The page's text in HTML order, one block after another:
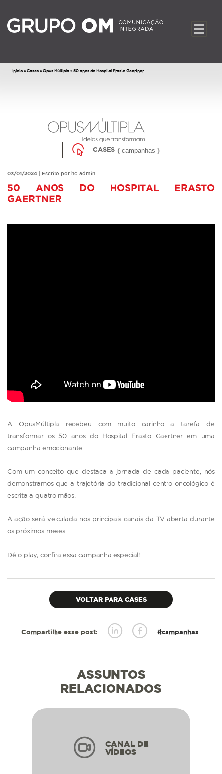
Início »Cases »Opus Múltipla »50 anos do Hospital Erasto Gaertner
CASES campanhas
03/01/2024 Escrito por hc-admin
50 ANOS DO HOSPITAL ERASTO
GAERTNER
A OpusMúltipla recebeu com muito carinho a tarefa de
transformar os 50 anos do Hospital Erasto Gaertner em uma
campanha emocionante.
Com um conceito que destaca a jornada de cada paciente, nós
demonstramos que a trajetória do tradicional centro oncológico é
escrita a quatro mãos.
A ação será veiculada nos principais canais da TV aberta durante
os próximos meses.
Dê o play, confira essa campanha especial!
VOLTAR PARA CASES
Compartilhe esse post: #campanhas
ASSUNTOS
RELACIONADOS
CANAL DE
VÍDEOS